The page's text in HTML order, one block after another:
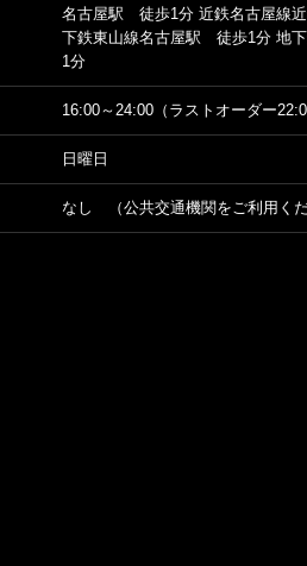
名古屋駅 徒歩1分 近鉄名古屋線
下鉄東山線名古屋駅 徒歩1分 地
1分
16:00～24:00（ラストオーダー
日曜日
なし （公共交通機関をご利用くだ